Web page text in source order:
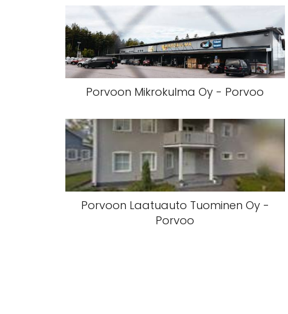
Porvoon Mikrokulma Oy - Porvoo
Porvoon Laatuauto Tuominen Oy -
Porvoo